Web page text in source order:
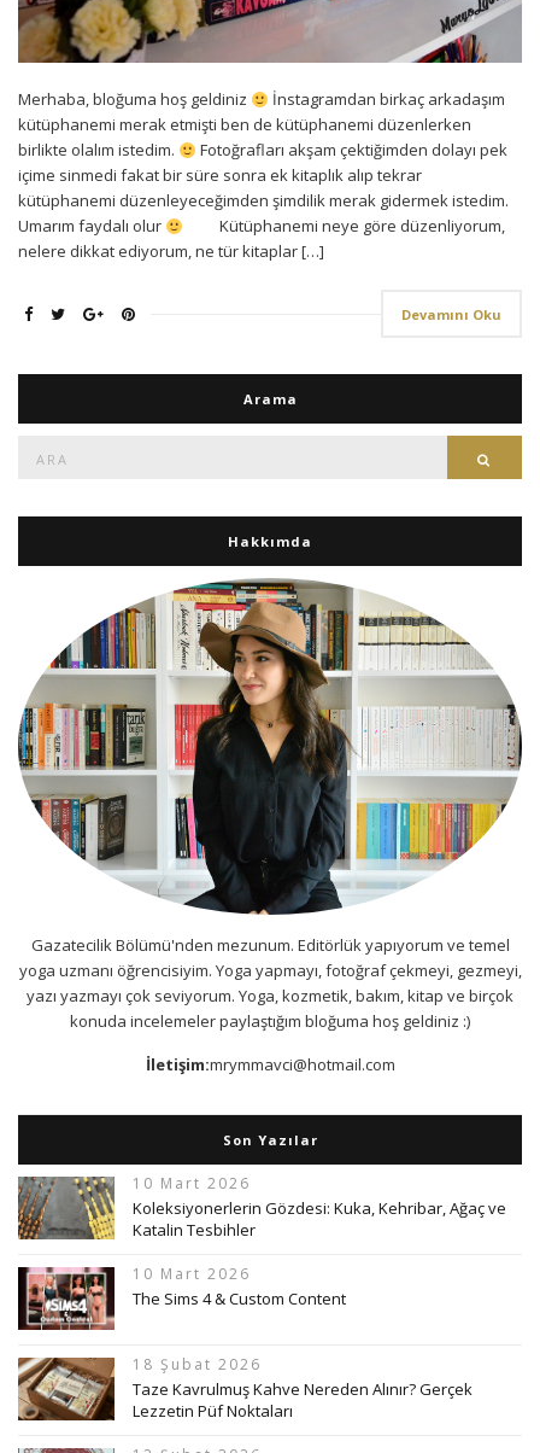
Merhaba, bloğuma hoş geldiniz
İnstagramdan birkaç arkadaşım
kütüphanemi merak etmişti ben de kütüphanemi düzenlerken
birlikte olalım istedim.
Fotoğrafları akşam çektiğimden dolayı pek
içime sinmedi fakat bir süre sonra ek kitaplık alıp tekrar
kütüphanemi düzenleyeceğimden şimdilik merak gidermek istedim.
Umarım faydalı olur
Kütüphanemi neye göre düzenliyorum,
nelere dikkat ediyorum, ne tür kitaplar […]
Devamını Oku
Arama
Hakkımda
Gazatecilik Bölümü'nden mezunum. Editörlük yapıyorum ve temel
yoga uzmanı öğrencisiyim. Yoga yapmayı, fotoğraf çekmeyi, gezmeyi,
yazı yazmayı çok seviyorum. Yoga, kozmetik, bakım, kitap ve birçok
konuda incelemeler paylaştığım bloğuma hoş geldiniz :)
İletişim:mrymmavci@hotmail.com
Son Yazılar
10 Mart 2026
Koleksiyonerlerin Gözdesi: Kuka, Kehribar, Ağaç ve
Katalin Tesbihler
10 Mart 2026
The Sims 4 & Custom Content
18 Şubat 2026
Taze Kavrulmuş Kahve Nereden Alınır? Gerçek
Lezzetin Püf Noktaları